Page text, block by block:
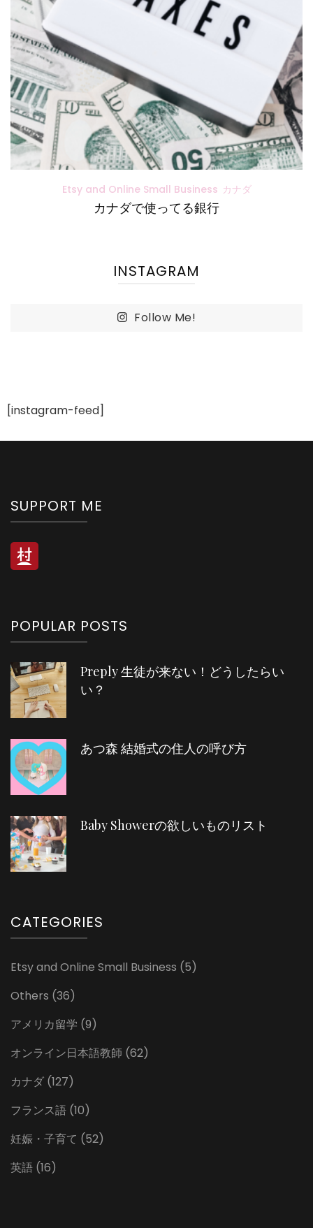
Etsy and Online Small Business カナダ
カナダで使ってる銀行
INSTAGRAM
Follow Me!
[instagram-feed]
SUPPORT ME
POPULAR POSTS
Preply 生徒が来ない！どうしたらい
い？
あつ森 結婚式の住人の呼び方
Baby Showerの欲しいものリスト
CATEGORIES
Etsy and Online Small Business (5)
Others (36)
アメリカ留学 (9)
オンライン日本語教師 (62)
カナダ (127)
フランス語 (10)
妊娠・子育て (52)
英語 (16)